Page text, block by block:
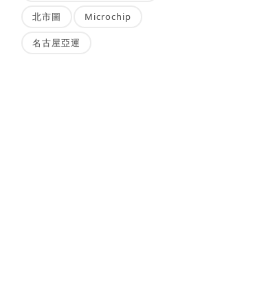
北市圖 Microchip
名古屋亞運